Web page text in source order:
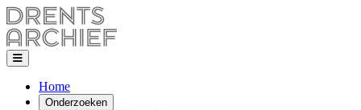
Home
Onderzoeken